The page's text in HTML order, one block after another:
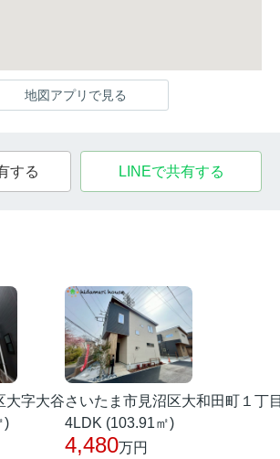
地図アプリで見る
する LINEで共有する
大字大谷
)
さいたま市見沼区大和田町１丁
4LDK (103.91㎡)
4,480万円